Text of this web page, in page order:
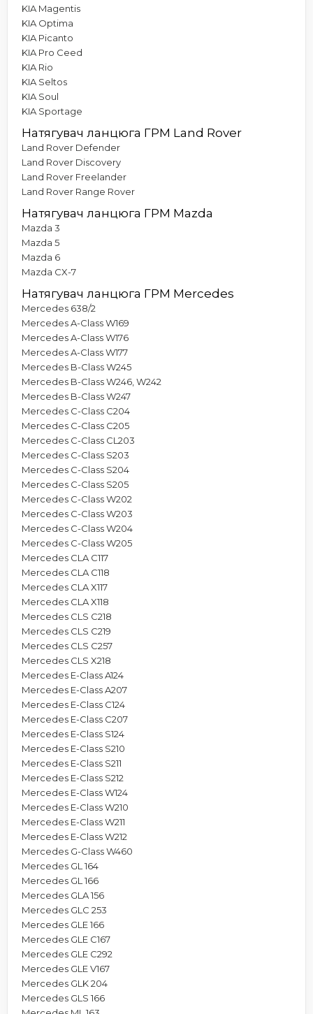
KIA Magentis
KIA Optima
KIA Picanto
KIA Pro Ceed
KIA Rio
KIA Seltos
KIA Soul
KIA Sportage
Натягувач ланцюга ГРМ Land Rover
Land Rover Defender
Land Rover Discovery
Land Rover Freelander
Land Rover Range Rover
Натягувач ланцюга ГРМ Mazda
Mazda 3
Mazda 5
Mazda 6
Mazda CX-7
Натягувач ланцюга ГРМ Mercedes
Mercedes 638/2
Mercedes A-Class W169
Mercedes A-Class W176
Mercedes A-Class W177
Mercedes B-Class W245
Mercedes B-Class W246, W242
Mercedes B-Class W247
Mercedes C-Class C204
Mercedes C-Class C205
Mercedes C-Class CL203
Mercedes C-Class S203
Mercedes C-Class S204
Mercedes C-Class S205
Mercedes C-Class W202
Mercedes C-Class W203
Mercedes C-Class W204
Mercedes C-Class W205
Mercedes CLA C117
Mercedes CLA C118
Mercedes CLA X117
Mercedes CLA X118
Mercedes CLS C218
Mercedes CLS C219
Mercedes CLS C257
Mercedes CLS X218
Mercedes E-Class A124
Mercedes E-Class A207
Mercedes E-Class C124
Mercedes E-Class C207
Mercedes E-Class S124
Mercedes E-Class S210
Mercedes E-Class S211
Mercedes E-Class S212
Mercedes E-Class W124
Mercedes E-Class W210
Mercedes E-Class W211
Mercedes E-Class W212
Mercedes G-Class W460
Mercedes GL 164
Mercedes GL 166
Mercedes GLA 156
Mercedes GLC 253
Mercedes GLE 166
Mercedes GLE C167
Mercedes GLE C292
Mercedes GLE V167
Mercedes GLK 204
Mercedes GLS 166